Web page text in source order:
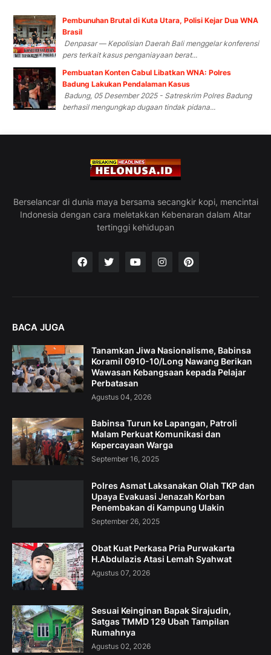
Pembunuhan Brutal di Kuta Utara, Polisi Kejar Dua WNA
Brasil
Denpasar — Kepolisian Daerah Bali menggelar konferensi
pers terkait kasus penganiayaan berat...
Pembuatan Konten Cabul Libatkan WNA: Polres
Badung Lakukan Pendalaman Kasus
Badung, 05 Desember 2025 - Satreskrim Polres Badung
berhasil mengungkap dugaan tindak pidana...
Berselancar di dunia maya bersama secangkir kopi, mencintai
Indonesia dengan cara meletakkan Kebenaran dalam Altar
tertinggi kehidupan
BACA JUGA
Tanamkan Jiwa Nasionalisme, Babinsa
Koramil 0910-10/Long Nawang Berikan
Wawasan Kebangsaan kepada Pelajar
Perbatasan
Agustus 04, 2026
Babinsa Turun ke Lapangan, Patroli
Malam Perkuat Komunikasi dan
Kepercayaan Warga
September 16, 2025
Polres Asmat Laksanakan Olah TKP dan
Upaya Evakuasi Jenazah Korban
Penembakan di Kampung Ulakin
September 26, 2025
Obat Kuat Perkasa Pria Purwakarta
H.Abdulazis Atasi Lemah Syahwat
Agustus 07, 2026
Sesuai Keinginan Bapak Sirajudin,
Satgas TMMD 129 Ubah Tampilan
Rumahnya
Agustus 02, 2026